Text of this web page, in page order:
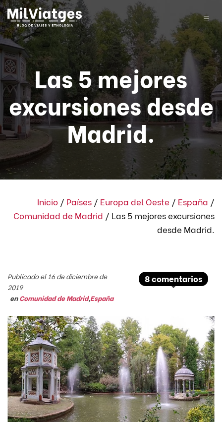
Las 5 mejores
excursiones desde
Madrid.
Inicio / Países / Europa del Oeste / España /
Comunidad de Madrid / Las 5 mejores excursiones
desde Madrid.
8 comentarios
Publicado el 16 de diciembre de
2019
enComunidad de Madrid,España